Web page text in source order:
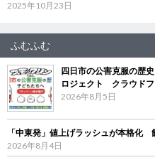
2025年10月23日
ふむふむ
四日市の公害克服の歴
ロジェクト クラウド
2026年8月5日
「中東発」値上げラッシュが本格化
2026年8月4日